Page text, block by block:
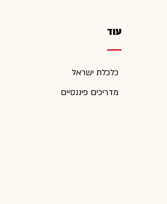
עוד
כלכלת ישראל
מדריכים פיננסיים